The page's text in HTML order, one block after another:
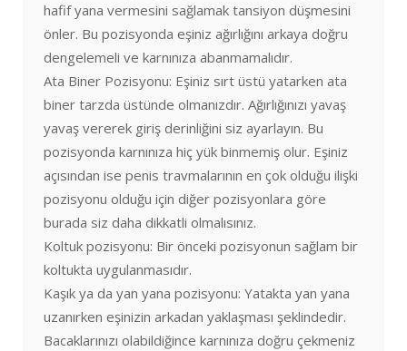
hafif yana vermesini sağlamak tansiyon düşmesini
önler. Bu pozisyonda eşiniz ağırlığını arkaya doğru
dengelemeli ve karnınıza abanmamalıdır.
Ata Biner Pozisyonu: Eşiniz sırt üstü yatarken ata
biner tarzda üstünde olmanızdır. Ağırlığınızı yavaş
yavaş vererek giriş derinliğini siz ayarlayın. Bu
pozisyonda karnınıza hiç yük binmemiş olur. Eşiniz
açısından ise penis travmalarının en çok olduğu ilişki
pozisyonu olduğu için diğer pozisyonlara göre
burada siz daha dikkatli olmalısınız.
Koltuk pozisyonu: Bir önceki pozisyonun sağlam bir
koltukta uygulanmasıdır.
Kaşık ya da yan yana pozisyonu: Yatakta yan yana
uzanırken eşinizin arkadan yaklaşması şeklindedir.
Bacaklarınızı olabildiğince karnınıza doğru çekmeniz